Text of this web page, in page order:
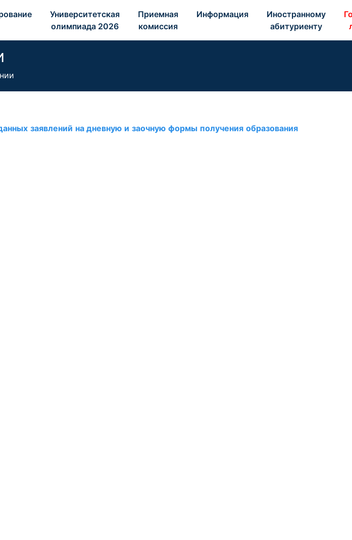
Университетская
олимпиада 2026
Приемная
комиссия
Информация
Иностранному
абитуриенту
заявлений на дневную и заочную формы получения образования